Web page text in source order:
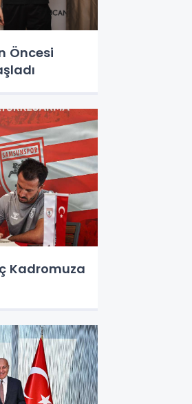
Öncesi
Kadromuza